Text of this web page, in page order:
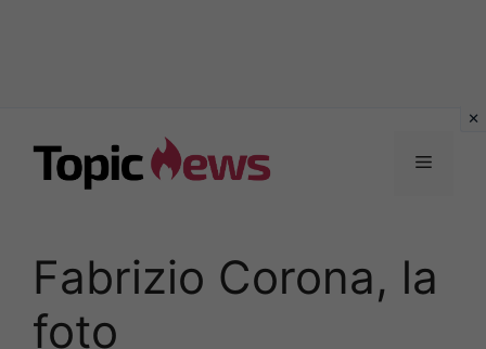
contenuto
Menu
Fabrizio Corona, la
foto